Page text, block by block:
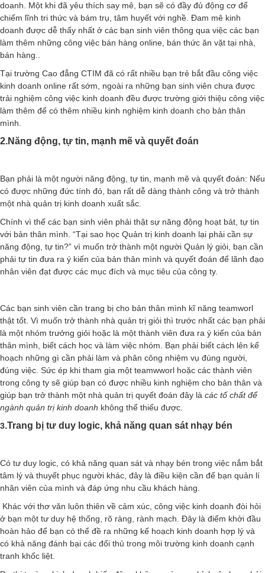
doanh. Một khi đã yêu thích say mê, bạn sẽ có đầy đủ động cơ để
chiếm lĩnh tri thức và bám trụ, tâm huyết với nghề. Đam mê kinh
doanh được dễ thấy nhất ở các bạn sinh viên thông qua việc các bạn
làm thêm những công việc bán hàng online, bán thức ăn vặt tại nhà,
bán hàng..
Tại trường Cao đẳng CTIM đã có rất nhiều bạn trẻ bắt đầu công việc
kinh doanh online rất sớm, ngoài ra những bạn sinh viên chưa được
trải nghiệm công việc kinh doanh đều được trường giới thiệu công việc
làm thêm để có thêm nhiều kinh nghiệm kinh doanh cho bản thân
mình.
2.Năng động, tự tin, mạnh mẽ và quyết đoán
Bạn phải là một người năng động, tự tin, mạnh mẽ và quyết đoán: Nếu
có được những đức tính đó, bạn rất dễ dàng thành công và trở thành
một nhà quản trị kinh doanh xuất sắc.
Chính vì thế các bạn sinh viên phải thật sự năng động hoạt bát, tự tin
với bản thân mình. “Tại sao học Quản trị kinh doanh lại phải cần sự
năng động, tự tin?” vì muốn trở thành một người Quản lý giỏi, bạn cần
phải tự tin đưa ra ý kiến của bản thân mình và quyết đoán để lãnh đạo
nhân viên đạt được các mục đích và mục tiêu của công ty.
Các bạn sinh viên cần trang bị cho bản thân mình kĩ năng teamworl
thật tốt. Vì muốn trở thành nhà quản trị giỏi thì trước nhất các bạn phải
là một nhóm trưởng giỏi hoặc là một thành viên đưa ra ý kiến của bản
thân mình, biết cách học và làm việc nhóm. Bạn phải biết cách lên kế
hoạch những gì cần phải làm và phân công nhiệm vụ đúng người,
đúng việc. Sức ép khi tham gia một teamwworl hoặc các thành viên
trong công ty sẽ giúp bạn có được nhiều kinh nghiệm cho bản thân và
giúp bạn trở thành một nhà quản trị quyết đoán đây là các tố chất để
ngành quản trị kinh doanh không thể thiếu được.
3.Trang bị tư duy logic, khả năng quan sát nhạy bén
Có tư duy logic, có khả năng quan sát và nhạy bén trong việc nắm bắt
tâm lý và thuyết phục người khác, đây là điều kiện cần để bạn quản lí
nhân viên của mình và đáp ứng nhu cầu khách hàng.
Khác với thơ văn luôn thiên về cảm xúc, công việc kinh doanh đòi hỏi
ở bạn một tư duy hệ thống, rõ ràng, rành mạch. Đây là điểm khởi đầu
hoàn hảo để bạn có thể đề ra những kế hoạch kinh doanh hợp lý và
có khả năng đánh bại các đối thủ trong môi trường kinh doanh cạnh
tranh khốc liệt.